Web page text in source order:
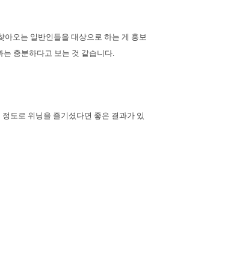
아오는 일반인들을 대상으로 하는 게 홍보
충분하다고 보는 것 같습니다.
도로 위닝을 즐기셨다면 좋은 결과가 있